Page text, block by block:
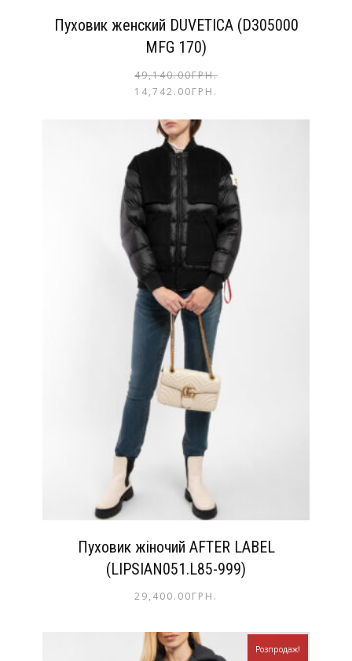
Пуховик женский DUVETICA (D305000
MFG 170)
49,140.00ГРН.
14,742.00ГРН.
Пуховик жіночий AFTER LABEL
(LIPSIAN051.L85-999)
29,400.00ГРН.
Розпродаж!